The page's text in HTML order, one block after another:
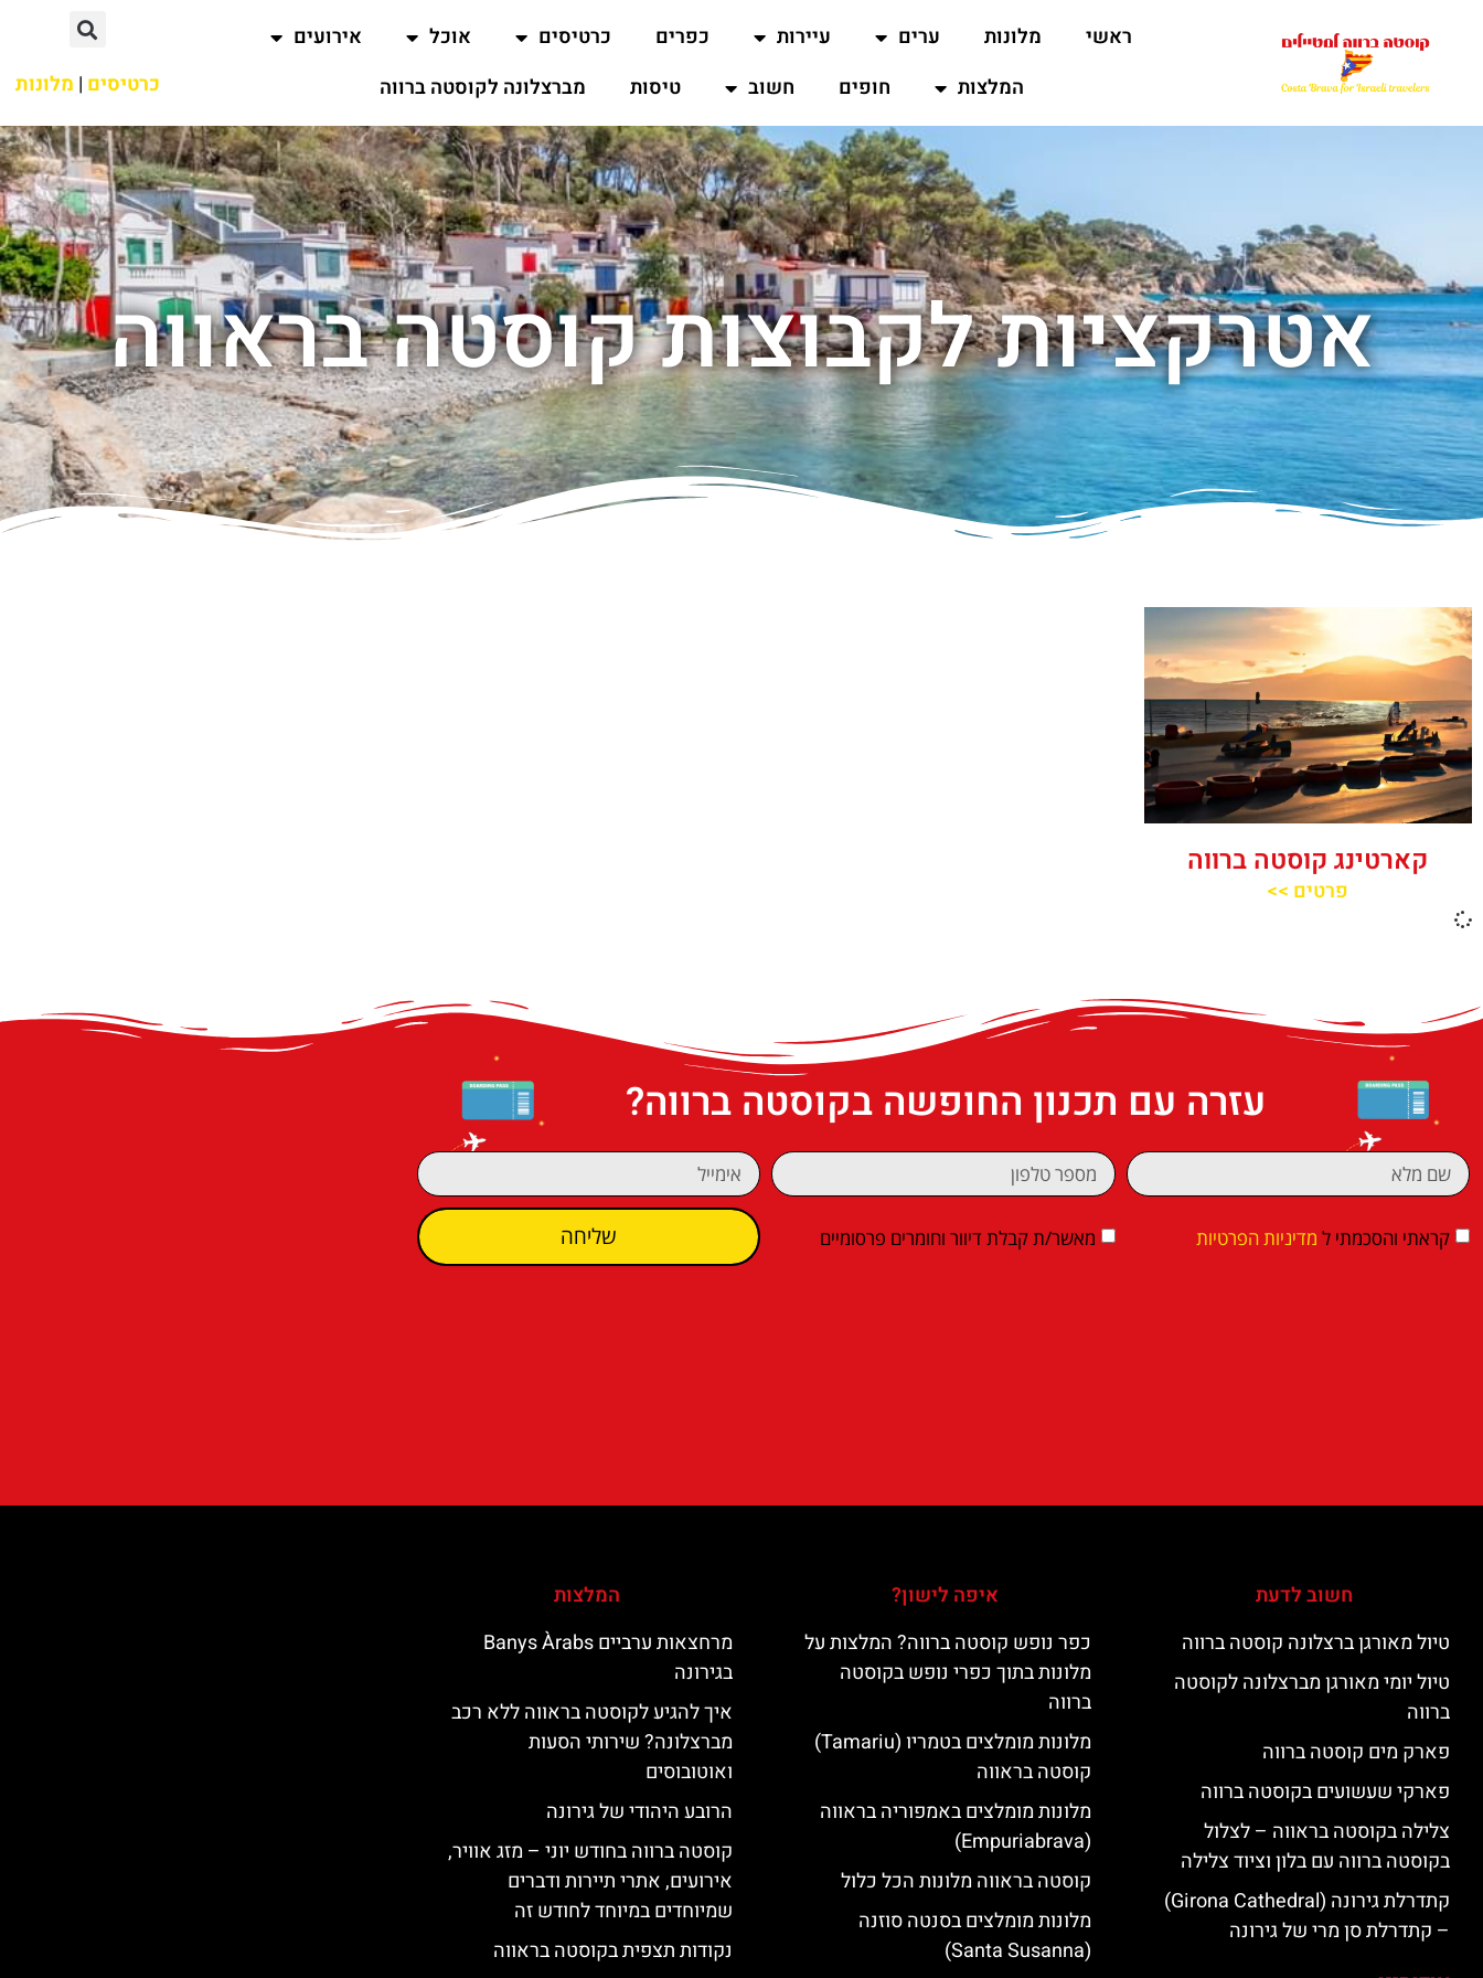
ראשי מלונות ערים עיירות כפרים כרטיסים אוכל
אירועים
המלצות
חופים חשוב טיסות מברצלונה לקוסטה ברווה כרטיסים | מלונות
אטרקציות לקבוצות קוסטה בראווה
קארטינג קוסטה ברווה
פרטים >>
עזרה עם תכנון החופשה בקוסטה ברווה?
קראתי והסכמתי ל מדיניות הפרטיות מאשר/ת קבלת דיוור וחומרים פרסומיים שליחה
חשוב לדעת
טיול מאורגן ברצלונה קוסטה ברווה
טיול יומי מאורגן מברצלונה לקוסטה
ברווה
פארק מים קוסטה ברווה
פארקי שעשועים בקוסטה ברווה
צלילה בקוסטה בראווה – לצלול
בקוסטה ברווה עם בלון וציוד צלילה
קתדרלת גירונה (Girona Cathedral)
– קתדרלת סן מרי של גירונה
איפה לישון?
כפר נופש קוסטה ברווה? המלצות על
מלונות בתוך כפרי נופש בקוסטה
ברווה
מלונות מומלצים בטמריו (Tamariu)
קוסטה בראווה
מלונות מומלצים באמפוריה בראווה
(Empuriabrava)
קוסטה בראווה מלונות הכל כלול
מלונות מומלצים בסנטה סוזנה
(Santa Susanna)
המלצות
מרחצאות ערביים Banys Àrabs
בגירונה
איך להגיע לקוסטה בראווה ללא רכב
מברצלונה? שירותי הסעות
ואוטובוסים
הרובע היהודי של גירונה
קוסטה ברווה בחודש יוני – מזג אוויר,
אירועים, אתרי תיירות ודברים
שמיוחדים במיוחד לחודש זה
נקודות תצפית בקוסטה בראווה